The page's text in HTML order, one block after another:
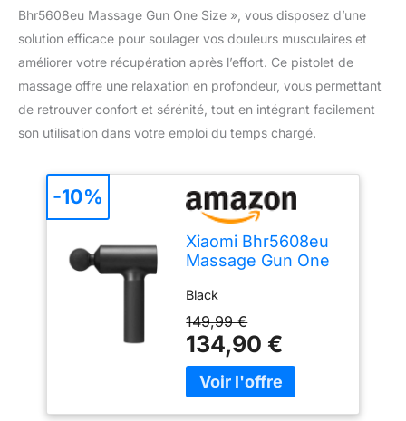
Bhr5608eu Massage Gun One Size », vous disposez d’une
solution efficace pour soulager vos douleurs musculaires et
améliorer votre récupération après l’effort. Ce pistolet de
massage offre une relaxation en profondeur, vous permettant
de retrouver confort et sérénité, tout en intégrant facilement
son utilisation dans votre emploi du temps chargé.
Xiaomi Bhr5608eu
Massage Gun One
Black
149,99 €
134,90 €
-10%